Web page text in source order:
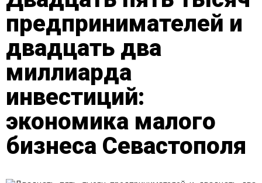
предпринимателей и
двадцать два
миллиарда
инвестиций:
экономика малого
бизнеса Севастополя